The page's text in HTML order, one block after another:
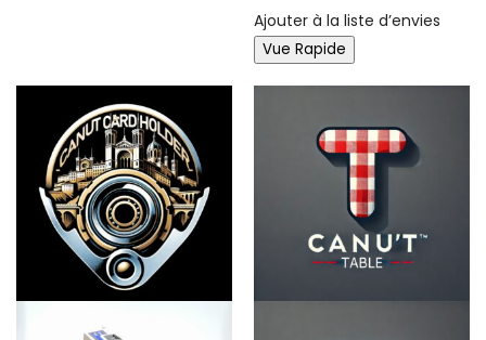
Ajouter à la liste d’envies
Vue Rapide